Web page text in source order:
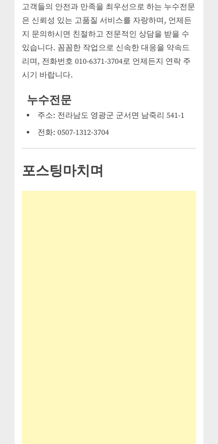
고객들의 안전과 만족을 최우선으로 하는 누수전문
은 신뢰성 있는 고품질 서비스를 자랑하며, 언제든
지 문의하시면 친절하고 전문적인 상담을 받을 수
있습니다. 꼼꼼한 작업으로 신속한 대응을 약속드
리며, 전화번호 010-6371-3704로 언제든지 연락 주
시기 바랍니다.
누수전문
주소: 전라남도 영광군 군서면 남죽리 541-1
전화: 0507-1312-3704
포스팅마치며